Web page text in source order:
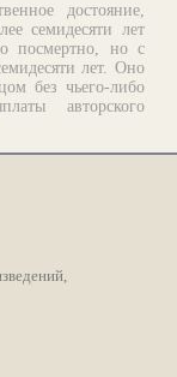
достояние,
семидесяти лет
посмертно, но с
лет. Оно
без чьего-либо
авторского